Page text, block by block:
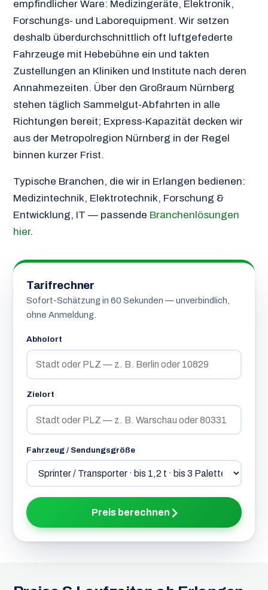
empfindlicher Ware: Medizingeräte, Elektronik,
Forschungs- und Laborequipment. Wir setzen
deshalb überdurchschnittlich oft luftgefederte
Fahrzeuge mit Hebebühne ein und takten
Zustellungen an Kliniken und Institute nach deren
Annahmezeiten. Über den Großraum Nürnberg
stehen täglich Sammelgut-Abfahrten in alle
Richtungen bereit; Express-Kapazität decken wir
aus der Metropolregion Nürnberg in der Regel
binnen kurzer Frist.
Typische Branchen, die wir in Erlangen bedienen:
Medizintechnik, Elektrotechnik, Forschung &
Entwicklung, IT — passende Branchenlösungen
hier.
Tarifrechner
Sofort-Schätzung in 60 Sekunden — unverbindlich,
ohne Anmeldung.
Abholort
Zielort
Fahrzeug / Sendungsgröße
Preis berechnen